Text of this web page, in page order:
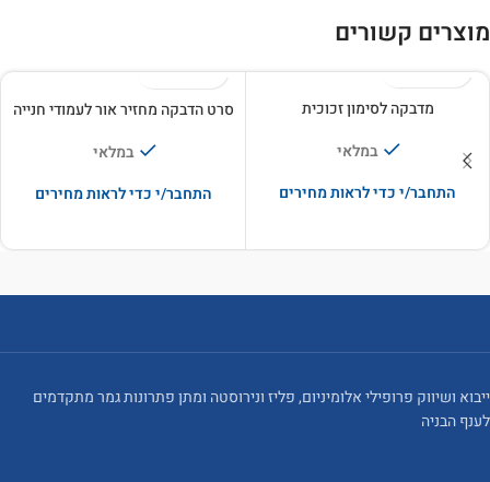
מוצרים קשורים
מדבקה לסימון זכוכית
במלאי
התחבר/י כדי לראות מחירים
סרט הדבקה מחזיר אור לעמודי חנייה
במלאי
התחבר/י כדי לראות מחירים
ייבוא ושיווק פרופילי אלומיניום, פליז ונירוסטה ומתן פתרונות גמר מתקדמים
לענף הבניה